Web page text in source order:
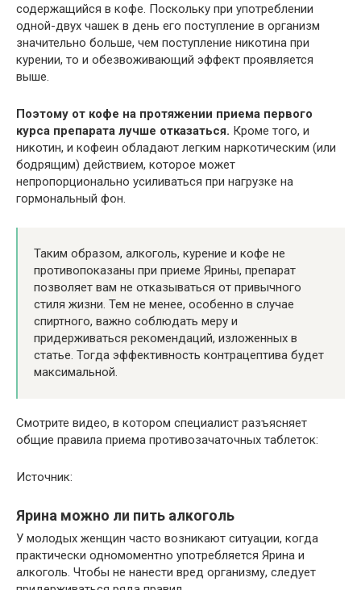
содержащийся в кофе. Поскольку при употреблении
одной-двух чашек в день его поступление в организм
значительно больше, чем поступление никотина при
курении, то и обезвоживающий эффект проявляется
выше.
Поэтому от кофе на протяжении приема первого
курса препарата лучше отказаться. Кроме того, и
никотин, и кофеин обладают легким наркотическим (или
бодрящим) действием, которое может
непропорционально усиливаться при нагрузке на
гормональный фон.
Таким образом, алкоголь, курение и кофе не
противопоказаны при приеме Ярины, препарат
позволяет вам не отказываться от привычного
стиля жизни. Тем не менее, особенно в случае
спиртного, важно соблюдать меру и
придерживаться рекомендаций, изложенных в
статье. Тогда эффективность контрацептива будет
максимальной.
Смотрите видео, в котором специалист разъясняет
общие правила приема противозачаточных таблеток:
Источник:
Ярина можно ли пить алкоголь
У молодых женщин часто возникают ситуации, когда
практически одномоментно употребляется Ярина и
алкоголь. Чтобы не нанести вред организму, следует